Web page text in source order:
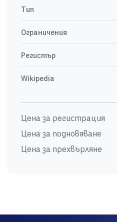
Тип
Ограничения
Регистър
Wikipedia
Цена за регистрация
Цена за подновяване
Цена за прехвърляне